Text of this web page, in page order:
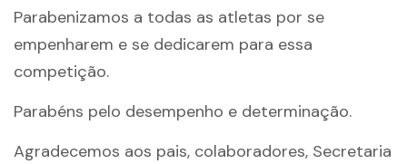
Parabenizamos a todas as atletas por se
empenharem e se dedicarem para essa
competição.
Parabéns pelo desempenho e determinação.
Agradecemos aos pais, colaboradores, Secretaria